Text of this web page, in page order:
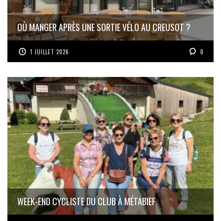
OÙ MANGER APRÈS UNE SORTIE VÉLO AU CREUSOT ?
1 JUILLET 2026 0
WEEK-END CYCLISTE DU CLUB À MÉTABIEF